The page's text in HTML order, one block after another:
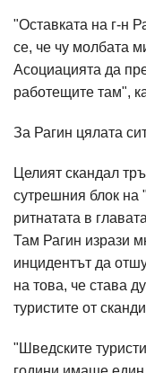
"Оставката на г-н
се, че чу молбата
Асоциацията да
работещите там",
За Рагин цялата
Целият скандал
сутрешния блок на
ритнатата в
Там Рагин изрази
инцидентът да
на това, че става
туристите от
"Шведските